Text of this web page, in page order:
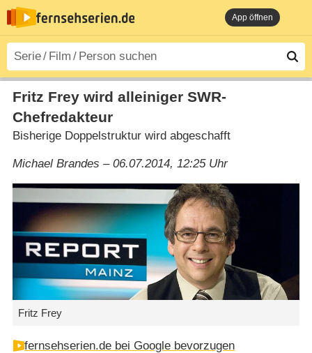
App öffnen
Fritz Frey wird alleiniger SWR-
Chefredakteur
Bisherige Doppelstruktur wird abgeschafft
Michael Brandes – 06.07.2014, 12:25 Uhr
Fritz Frey
fernsehserien.de bei Google bevorzugen